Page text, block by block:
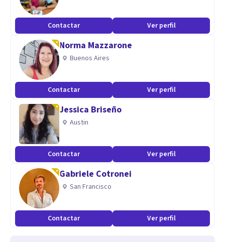
Contactar Ver perfil
Norma Mazzarone
Buenos Aires
Contactar Ver perfil
Jessica Briseño
Austin
Contactar Ver perfil
Gabriele Cotronei
San Francisco
Contactar Ver perfil